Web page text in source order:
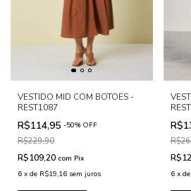
VESTIDO MID COM BOTOES -
REST1087
R$114,95 -50% OFF
R$229,90
R$109,20 com Pix
6 x de R$19,16 sem juros
6 x de